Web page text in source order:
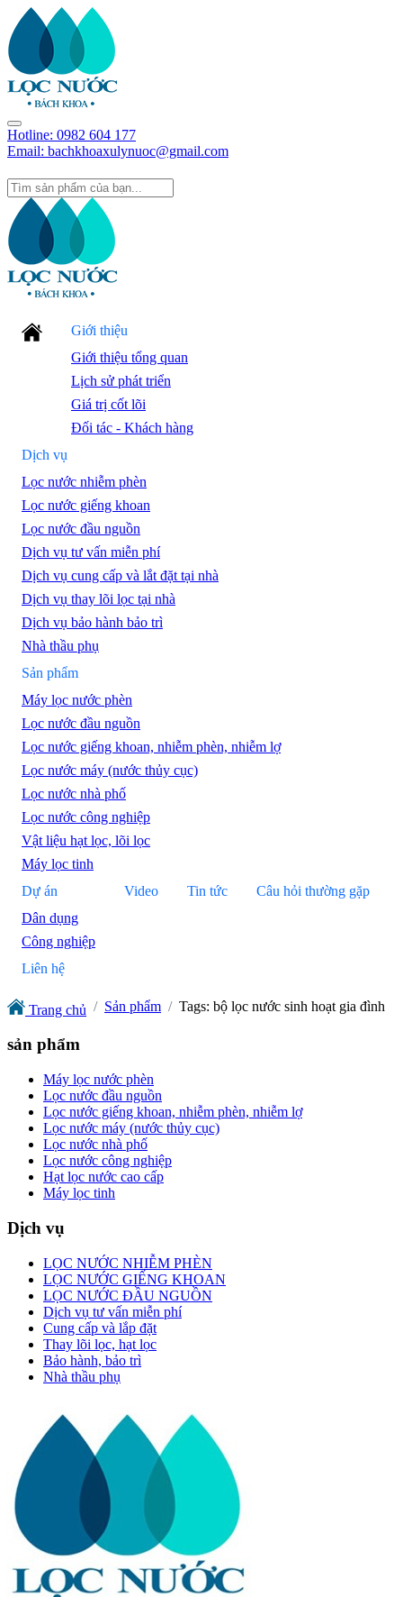
Hotline: 0982 604 177
Email: bachkhoaxulynuoc@gmail.com
Giới thiệu
Giới thiệu tổng quan
Lịch sử phát triển
Giá trị cốt lõi
Đối tác - Khách hàng
Dịch vụ
Lọc nước nhiễm phèn
Lọc nước giếng khoan
Lọc nước đầu nguồn
Dịch vụ tư vấn miễn phí
Dịch vụ cung cấp và lắt đặt tại nhà
Dịch vụ thay lõi lọc tại nhà
Dịch vụ bảo hành bảo trì
Nhà thầu phụ
Sản phẩm
Máy lọc nước phèn
Lọc nước đầu nguồn
Lọc nước giếng khoan, nhiễm phèn, nhiễm lợ
Lọc nước máy (nước thủy cục)
Lọc nước nhà phố
Lọc nước công nghiệp
Vật liệu hạt lọc, lõi lọc
Máy lọc tinh
Dự án
Dân dụng
Công nghiệp
Video Tin tức Câu hỏi thường gặp
Liên hệ
Trang chủ Sản phẩm Tags: bộ lọc nước sinh hoạt gia đình
sản phẩm
Máy lọc nước phèn
Lọc nước đầu nguồn
Lọc nước giếng khoan, nhiễm phèn, nhiễm lợ
Lọc nước máy (nước thủy cục)
Lọc nước nhà phố
Lọc nước công nghiệp
Hạt lọc nước cao cấp
Máy lọc tinh
Dịch vụ
LỌC NƯỚC NHIỄM PHÈN
LỌC NƯỚC GIẾNG KHOAN
LỌC NƯỚC ĐẦU NGUỒN
Dịch vụ tư vấn miễn phí
Cung cấp và lắp đặt
Thay lõi lọc, hạt lọc
Bảo hành, bảo trì
Nhà thầu phụ